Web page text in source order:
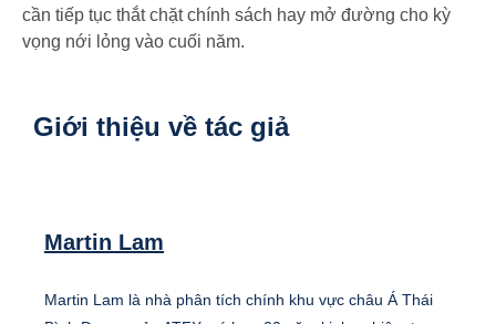
cần tiếp tục thắt chặt chính sách hay mở đường cho kỳ
vọng nới lỏng vào cuối năm.
Giới thiệu về tác giả
Martin Lam
Martin Lam là nhà phân tích chính khu vực châu Á Thái